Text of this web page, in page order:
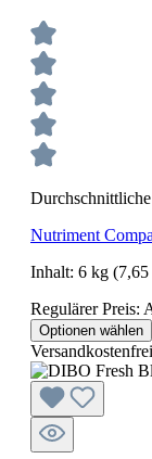
Nutriment
Inhalt: 6 kg
Regulärer Preis:
Optionen wählen
Versandkostenfrei